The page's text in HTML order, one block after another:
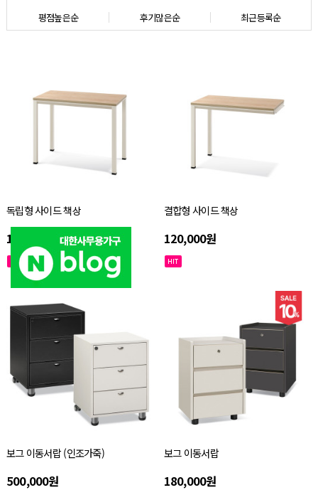
평점높은순
후기많은순 최근등록순
독립형 사이드 책상
140,000원
결합형 사이드 책상
120,000원
보그 이동서랍 (인조가죽)
500,000원
보그 이동서랍
180,000원